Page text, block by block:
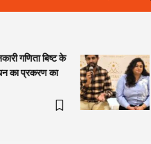
गणिता बिष्ट के
का प्रकरण का